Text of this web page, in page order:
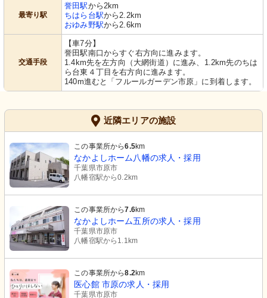
最寄り駅
誉田駅から2km
ちはら台駅から2.2km
おゆみ野駅から2.6km
交通手段
【車7分】
誉田駅南口からすぐ右方向に進みます。
1.4km先を左方向（大網街道）に進み、1.2km先のちは
ら台東４丁目を右方向に進みます。
140m進むと「フルールガーデン市原」に到着します。
近隣エリアの施設
この事業所から6.5km
なかよしホーム八幡の求人・採用
千葉県市原市
八幡宿駅から0.2km
この事業所から7.6km
なかよしホーム五所の求人・採用
千葉県市原市
八幡宿駅から1.1km
この事業所から8.2km
医心館 市原の求人・採用
千葉県市原市